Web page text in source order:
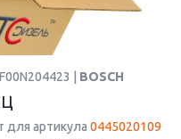
| BOSCH
для артикула 0445020109